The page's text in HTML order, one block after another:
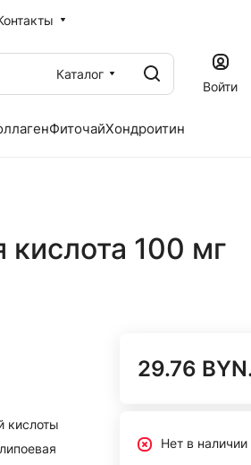
Каталог
Войти
ФиточайХондроитин
100 мг
кислоты
29.76
Нет в наличии